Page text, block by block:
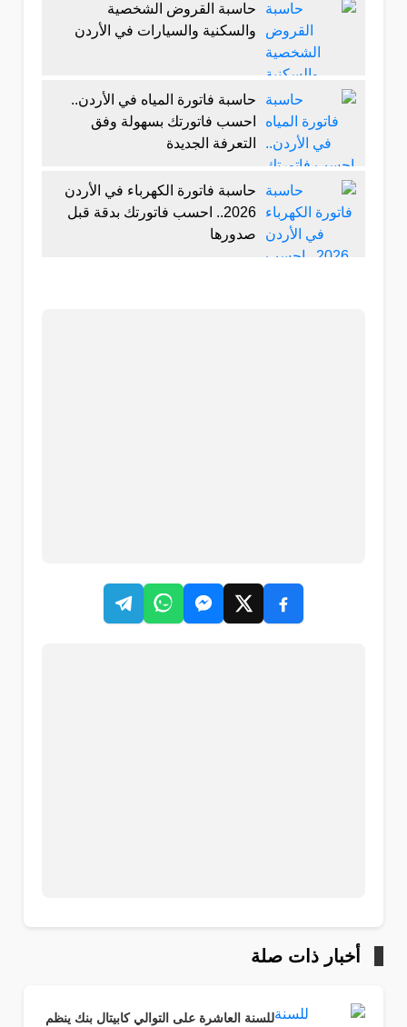
حاسبة القروض الشخصية
والسكنية والسيارات في الأردن
حاسبة فاتورة المياه في الأردن..
احسب فاتورتك بسهولة وفق
التعرفة الجديدة
حاسبة فاتورة الكهرباء في الأردن
2026.. احسب فاتورتك بدقة قبل
صدورها
أخبار ذات صلة
للسنة العاشرة على التوالي كابيتال بنك ينظم